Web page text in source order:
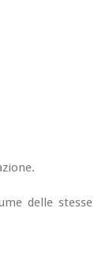
delle stesse